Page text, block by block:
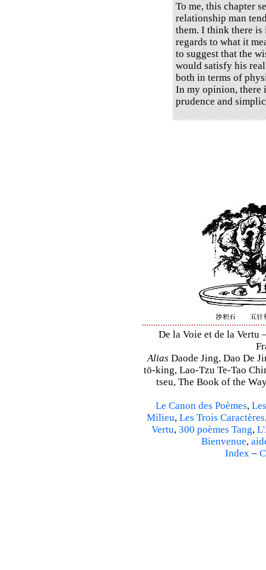
To me, this chapter
relationship man
them. I think there
regards to what it
to suggest that the
would satisfy his
both in terms of
In my opinion, there
prudence and
De la Voie et de la Vertu
Alias Daode Jing, Dao De
tö-king, Lao-Tzu Te-Tao
tseu, The Book of the
Le Canon des Poèmes,
Milieu, Les Trois Caractères
Vertu, 300 poèmes Tang,
Bienvenue,
Index–